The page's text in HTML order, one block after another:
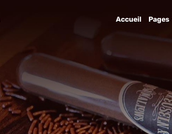
Accueil Pages